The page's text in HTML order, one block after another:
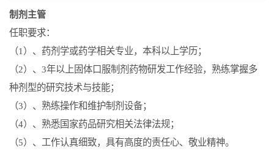
制剂主管
任职要求：
（1 ）、药剂学或药学相关专业，本科以上学历；
（2）、 3年以上固体口服制剂药物研发工作经验，熟练掌握多
种剂型的研究技术与技能；
（3）、熟练操作和维护制剂设备；
（4）、熟悉国家药品研究相关法律法规；
（5）、工作认真细致，具有高度的责任心、敬业精神。